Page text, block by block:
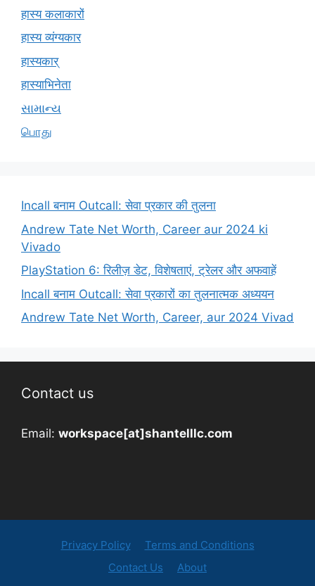
हास्य कलाकारों
हास्य व्यंग्यकार
हास्यकार्
हास्याभिनेता
સામાન્ય
பொது
Incall बनाम Outcall: सेवा प्रकार की तुलना
Andrew Tate Net Worth, Career aur 2024 ki
Vivado
PlayStation 6: रिलीज़ डेट, विशेषताएं, ट्रेलर और अफवाहें
Incall बनाम Outcall: सेवा प्रकारों का तुलनात्मक अध्ययन
Andrew Tate Net Worth, Career, aur 2024 Vivad
Contact us
Email: workspace[at]shantelllc.com
Privacy Policy
Terms and Conditions
Contact Us
About